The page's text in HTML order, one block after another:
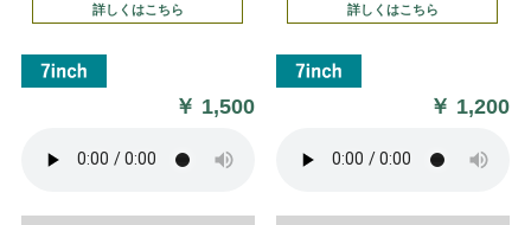
詳しくはこちら
￥ 1,500
詳しくはこちら
￥ 1,200